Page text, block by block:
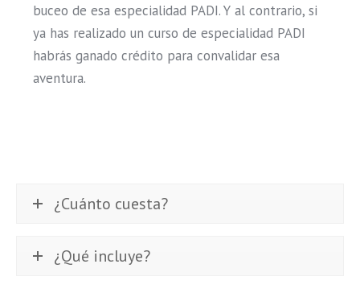
buceo de esa especialidad PADI. Y al contrario, si
ya has realizado un curso de especialidad PADI
habrás ganado crédito para convalidar esa
aventura.
¿Cuánto cuesta?
¿Qué incluye?